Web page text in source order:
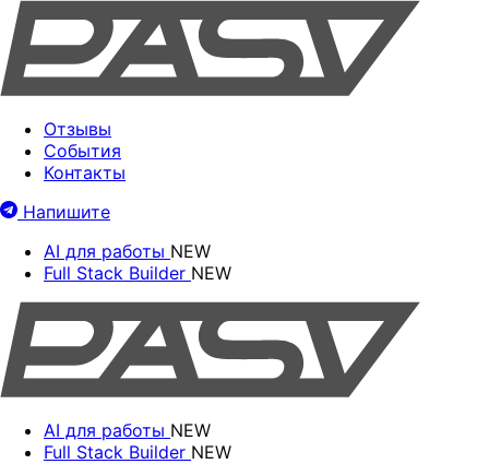
Отзывы
События
Контакты
Напишите
AI для работы NEW
Full Stack Builder NEW
AI для работы NEW
Full Stack Builder NEW